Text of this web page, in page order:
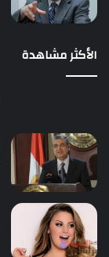
الأكثر مشاهدة